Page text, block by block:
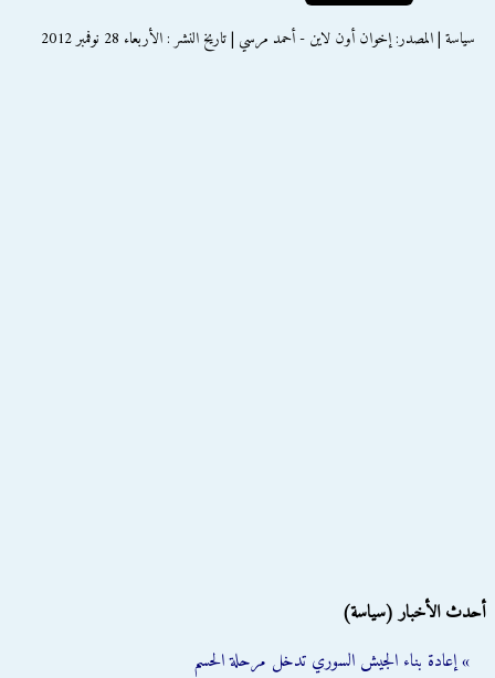
سياسة | المصدر: إخوان أون لاين - أحمد مرسي | تاريخ النشر : الأربعاء 28 نوفمبر 2012
أحدث الأخبار (سياسة)
» إعادة بناء الجيش السوري تدخل مرحلة الحسم